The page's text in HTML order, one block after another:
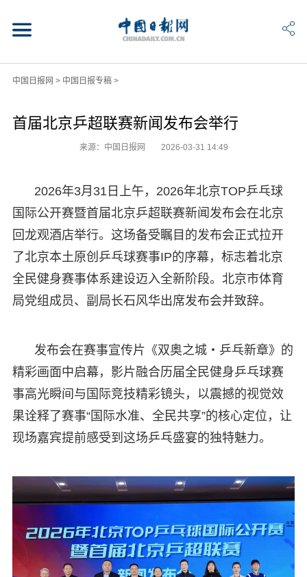
中国日报网 > 中国日报专稿>
首届北京乒超联赛新闻发布会举行
来源：中国日报网 2026-03-31 14:49
2026年3月31日上午，2026年北京TOP乒乓球
国际公开赛暨首届北京乒超联赛新闻发布会在北京
回龙观酒店举行。这场备受瞩目的发布会正式拉开
了北京本土原创乒乓球赛事IP的序幕，标志着北京
全民健身赛事体系建设迈入全新阶段。北京市体育
局党组成员、副局长石风华出席发布会并致辞。
发布会在赛事宣传片《双奥之城・乒乓新章》的
精彩画面中启幕，影片融合历届全民健身乒乓球赛
事高光瞬间与国际竞技精彩镜头，以震撼的视觉效
果诠释了赛事“国际水准、全民共享”的核心定位，让
现场嘉宾提前感受到这场乒乓盛宴的独特魅力。